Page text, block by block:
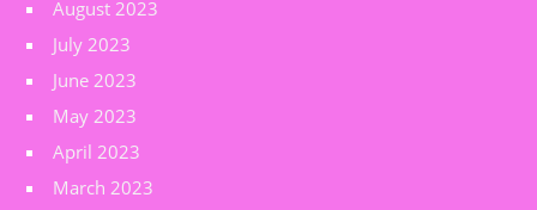
August 2023
July 2023
June 2023
May 2023
April 2023
March 2023